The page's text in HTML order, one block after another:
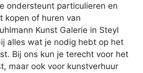
ondersteunt particulieren en
kopen of huren van
Kunst Galerie in Steyl
alles wat je nodig hebt op het
Bij ons kun je terecht voor het
maar ook voor kunstverhuur